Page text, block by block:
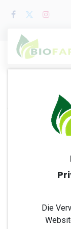
Alle Produkte
Die